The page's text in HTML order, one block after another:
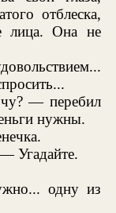
отблеска,
лица. Она не
— перебил
нужны.
Угадайте.
одну из